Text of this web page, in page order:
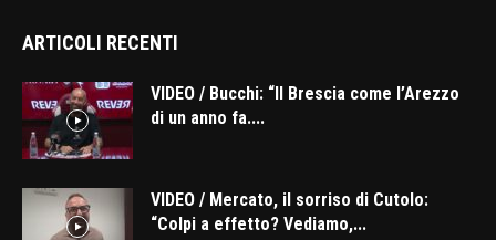
ARTICOLI RECENTI
VIDEO / Bucchi: “Il Brescia come l’Arezzo
di un anno fa....
VIDEO / Mercato, il sorriso di Cutolo:
“Colpi a effetto? Vediamo,...